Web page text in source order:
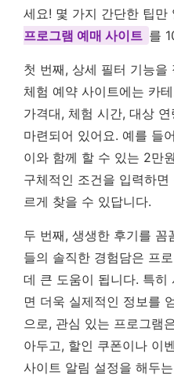
세요! 몇 가지 간단한 팁만
프로그램 예매 사이트 를
첫 번째, 상세 필터 기능을
체험 예약 사이트에는 카
가격대, 체험 시간, 대상
마련되어 있어요. 예를 들
이와 함께 할 수 있는 2만
구체적인 조건을 입력하
르게 찾을 수 있답니다.
두 번째, 생생한 후기를 꼼
들의 솔직한 경험담은 프
데 큰 도움이 됩니다. 특히
면 더욱 실제적인 정보를
으로, 관심 있는 프로그램
아두고, 할인 쿠폰이나 이
사이트 알림 설정을 해두